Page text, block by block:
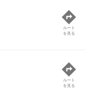
ルート
を見る
ルート
を見る